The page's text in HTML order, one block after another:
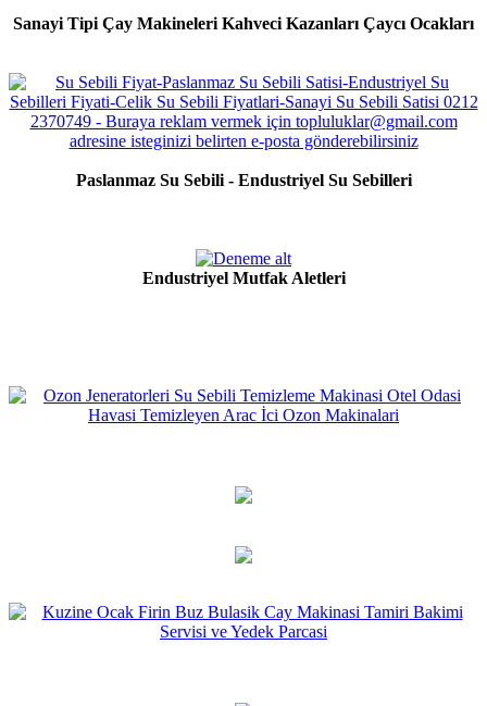
Sanayi Tipi Çay Makineleri Kahveci Kazanları Çaycı Ocakları
Paslanmaz Su Sebili - Endustriyel Su Sebilleri
Endustriyel Mutfak Aletleri